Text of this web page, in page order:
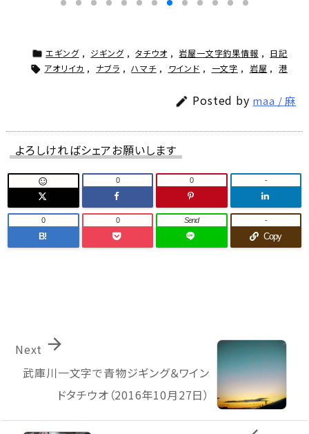
 エギング , ジギング , タチウオ , 岩屋一文字釣果情報 , 日記
 アオリイカ , ナブラ , ハマチ , ワインド , 一文字 , 岩屋 , 港
 Posted by maa / 麻
よろしければシェアお願いします
 0 0 -
B!
0 0 Send
Copy
-
武庫川一文字で青物ジギング＆ワイン
ドタチウオ（2016年10月27日）

Next